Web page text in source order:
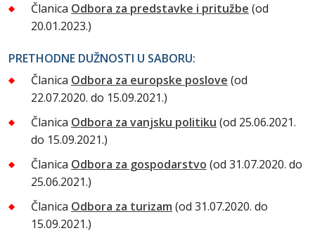
Članica Odbora za predstavke i pritužbe (od
20.01.2023.)
PRETHODNE DUŽNOSTI U SABORU:
Članica Odbora za europske poslove (od
22.07.2020. do 15.09.2021.)
Članica Odbora za vanjsku politiku (od 25.06.2021.
do 15.09.2021.)
Članica Odbora za gospodarstvo (od 31.07.2020. do
25.06.2021.)
Članica Odbora za turizam (od 31.07.2020. do
15.09.2021.)